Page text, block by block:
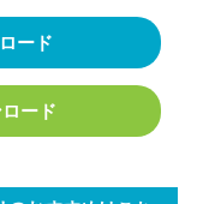
ード
ード